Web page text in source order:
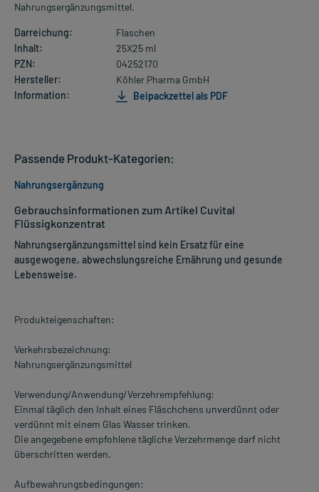
Nahrungsergänzungsmittel.
Darreichung:
Flaschen
Inhalt:
25X25 ml
PZN:
04252170
Hersteller:
Köhler Pharma GmbH
Information:
Beipackzettel als PDF
Gebrauchsinformationen zum Artikel Cuvital
Flüssigkonzentrat
Nahrungsergänzungsmittel sind kein Ersatz für eine
ausgewogene, abwechslungsreiche Ernährung und gesunde
Lebensweise.
Produkteigenschaften:
Verkehrsbezeichnung:
Nahrungsergänzungsmittel
Verwendung/Anwendung/Verzehrempfehlung:
Einmal täglich den Inhalt eines Fläschchens unverdünnt oder
verdünnt mit einem Glas Wasser trinken.
Die angegebene empfohlene tägliche Verzehrmenge darf nicht
überschritten werden.
Aufbewahrungsbedingungen:
Passende Produkt-Kategorien:
Nahrungsergänzung